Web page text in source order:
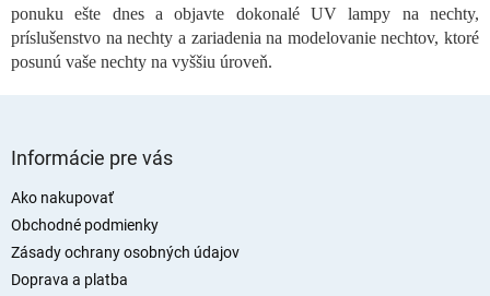
ponuku ešte dnes a objavte dokonalé UV lampy na nechty,
príslušenstvo na nechty a zariadenia na modelovanie nechtov, ktoré
posunú vaše nechty na vyššiu úroveň.
Informácie pre vás
Ako nakupovať
Obchodné podmienky
Zásady ochrany osobných údajov
Doprava a platba